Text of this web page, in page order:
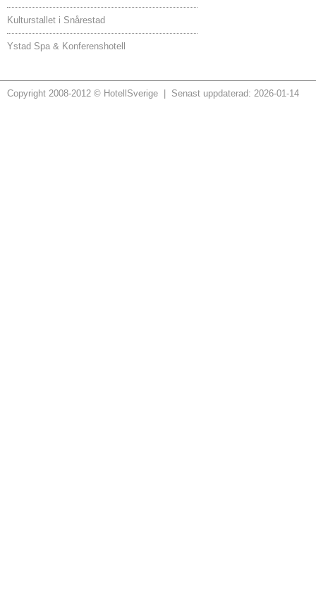
Kulturstallet i Snårestad
Ystad Spa & Konferenshotell
Copyright 2008-2012 © HotellSverige | Senast uppdaterad: 2026-01-14